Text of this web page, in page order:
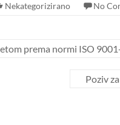
Nekategorizirano No
prema normi ISO
Poziv